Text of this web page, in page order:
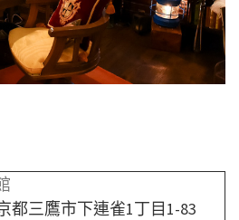
都三鷹市下連雀1丁目1-83